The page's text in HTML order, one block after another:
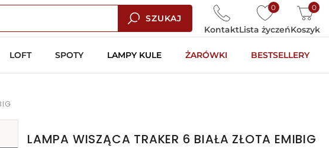
SZUKAJ
0
Lista życzeń
0
Koszyk
Kontakt
LOFT SPOTY LAMPY KULE ŻARÓWKI BESTSELLERY
LAMPA WISZĄCA TRAKER 6 BIAŁA ZŁOTA EMIBIG